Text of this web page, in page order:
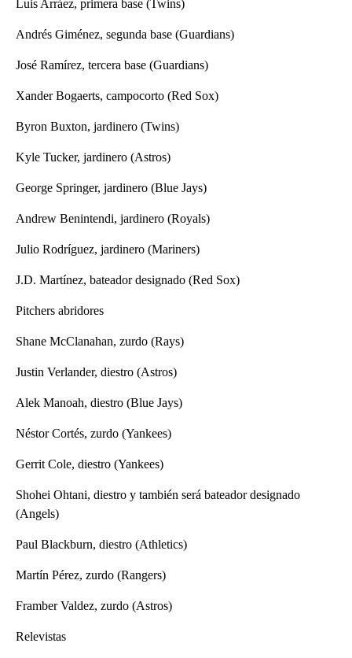
Luis Arráez, primera base (Twins)
Andrés Giménez, segunda base (Guardians)
José Ramírez, tercera base (Guardians)
Xander Bogaerts, campocorto (Red Sox)
Byron Buxton, jardinero (Twins)
Kyle Tucker, jardinero (Astros)
George Springer, jardinero (Blue Jays)
Andrew Benintendi, jardinero (Royals)
Julio Rodríguez, jardinero (Mariners)
J.D. Martínez, bateador designado (Red Sox)
Pitchers abridores
Shane McClanahan, zurdo (Rays)
Justin Verlander, diestro (Astros)
Alek Manoah, diestro (Blue Jays)
Néstor Cortés, zurdo (Yankees)
Gerrit Cole, diestro (Yankees)
Shohei Ohtani, diestro y también será bateador designado
(Angels)
Paul Blackburn, diestro (Athletics)
Martín Pérez, zurdo (Rangers)
Framber Valdez, zurdo (Astros)
Relevistas